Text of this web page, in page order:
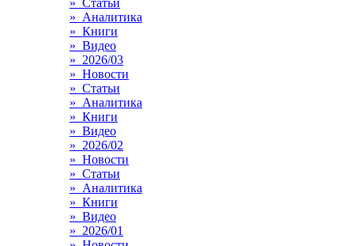
» Статьи
» Аналитика
» Книги
» Видео
» 2026/03
» Новости
» Статьи
» Аналитика
» Книги
» Видео
» 2026/02
» Новости
» Статьи
» Аналитика
» Книги
» Видео
» 2026/01